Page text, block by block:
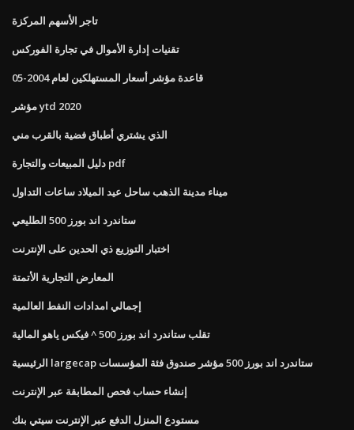
تاجر الأسهم المركزة
تقنيات إدارة الأموال في تجارة الفوركس
قاعدة مؤشر أسعار المستهلكين لعام 2004-05
مؤشر ytd 2020
الذي يشتري أطباق فضية بالقرب مني
دليل المبيعات والتجارة pdf
ميناء مدينة الذهب ساحل عيد الميلاد ساعات التداول
ستاندرد اند بورز 500 الطليعي
اختبار التوزيع ذي الحدين على الإنترنت
المعارض التجارية الأتمتة
إجمالي امدادات النفط العالمية
تقلب ستاندرد اند بورز 500 ^ فيكس ياهو المالية
الرئيسية largecap ستاندرد اند بورز 500 مؤشر صندوق فئة المؤسسات
إنشاء حساب فحص المطابقة عبر الإنترنت
مستودع المنزل الدفع عبر الإنترنت سيتي بنك